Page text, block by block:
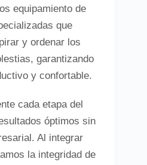
equipamiento de
que
y ordenar los
garantizando
y confortable.
cada etapa del
óptimos sin
Al integrar
la integridad de